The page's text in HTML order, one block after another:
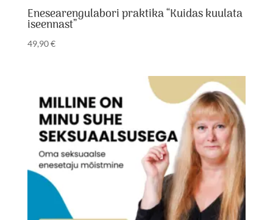
Enesearengulabori praktika “Kuidas kuulata
iseennast”
49,90€